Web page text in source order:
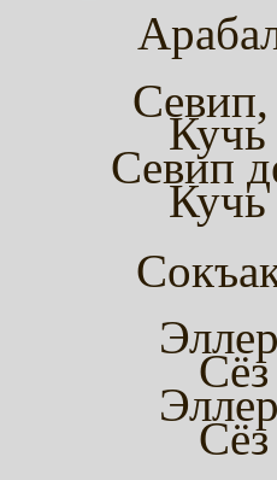
Кучь
Севип
Кучь